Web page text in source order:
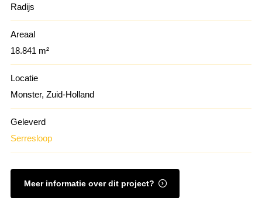
Radijs
Areaal
18.841 m²
Locatie
Monster, Zuid-Holland
Geleverd
Serresloop
Meer informatie over dit project?